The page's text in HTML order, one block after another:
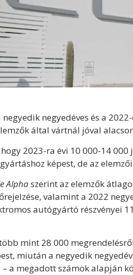
negyedéves és a
által vártnál jóval
2023-ra évi 10 000-14
képest, de az
Alphaszerint az elemzők
valamint a 2022
autógyártó részvényei
mint 28 000
miután a negyedik
– a megadott számok alapján